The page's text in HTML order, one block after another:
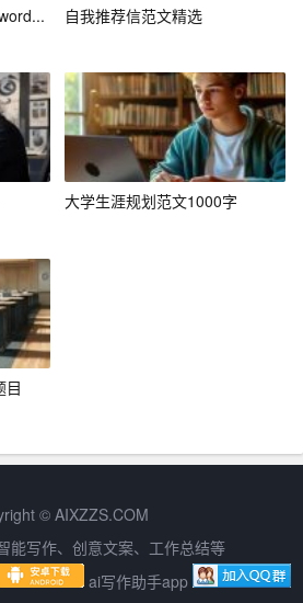
点。
体描述，避免模糊表达。
作”、“沟通能力”、“责任心”等，
中的信息必须真实可靠，切勿夸
美观的排版，使履历表更具吸引
经历的丰富，及时更新履历表，确
态。
自我推荐信范文精选
大学生涯规划范文1000字
目
© AIXZZS.COM
能写作、创意文案、工作总结等
ai写作助手app